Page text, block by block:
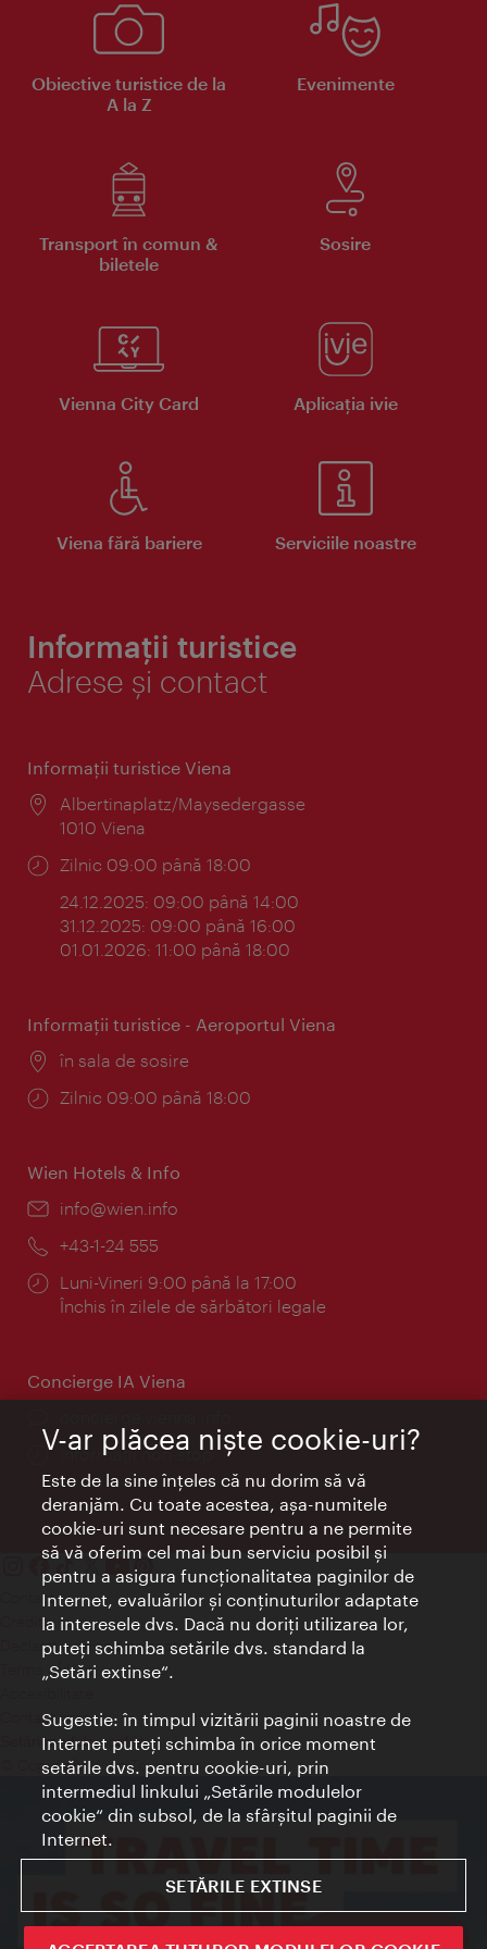
Sign up now
Obiective turistice de la
A la Z
Evenimente
Transport în comun &
biletele
Sosire
Vienna City Card Aplicaţia ivie
Viena fără bariere Serviciile noastre
Informații turistice
Adrese și contact
Informaţii turistice Viena
Locul:
Albertinaplatz/Maysedergasse
1010 Viena
Program:
Zilnic 09:00 până 18:00
24.12.2025: 09:00 până 14:00
31.12.2025: 09:00 până 16:00
01.01.2026: 11:00 până 18:00
Informaţii turistice - Aeroportul Viena
Locul:
în sala de sosire
Program:
Zilnic 09:00 până 18:00
Wien Hotels & Info
E-
info@wien.info
Telefon:
+43-1-24 555
Program:
Luni-Vineri 9:00 până la 17:00
Închis în zilele de sărbători legale
Concierge IA Viena
Informații non-stop
Contact
Credits
Declaraţie privind protecţia datelor
Terms of Use
Contact presa
Setări module cookie
© Copyright Wien Tourismus
V-ar plăcea nişte cookie-uri?
Este de la sine înţeles că nu dorim să vă
deranjăm. Cu toate acestea, aşa-numitele
cookie-uri sunt necesare pentru a ne permite
să vă oferim cel mai bun serviciu posibil şi
pentru a asigura funcţionalitatea paginilor de
Internet, evaluărilor şi conţinuturilor adaptate
la interesele dvs. Dacă nu doriţi utilizarea lor,
puteţi schimba setările dvs. standard la
„Setări extinse“.
Sugestie: în timpul vizitării paginii noastre de
Internet puteţi schimba în orice moment
setările dvs. pentru cookie-uri, prin
intermediul linkului „Setările modulelor
cookie“ din subsol, de la sfârşitul paginii de
Internet.
SETĂRILE EXTINSE